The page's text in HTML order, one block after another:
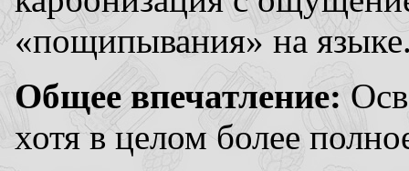
«пощипывания» на
Общее впечатление:
хотя в целом более